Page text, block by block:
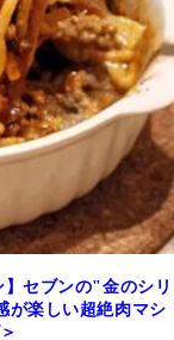
】セブンの"金のシリ
が楽しい超絶肉マシ